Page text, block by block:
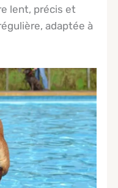
lent, précis et
adaptée à